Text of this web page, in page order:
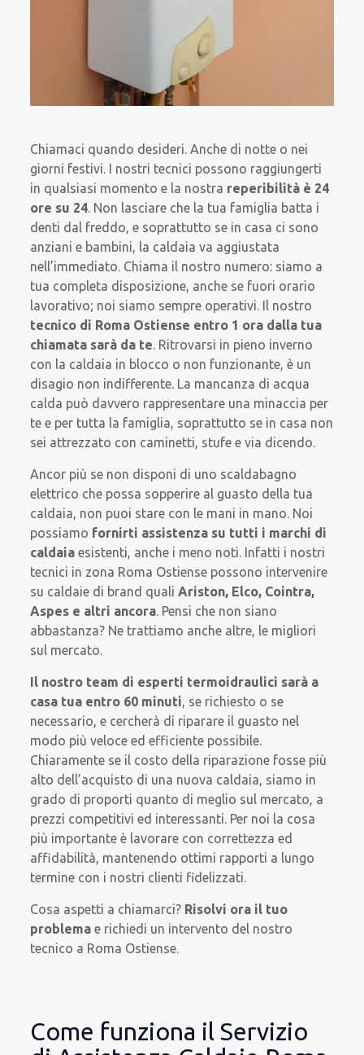
Chiamaci quando desideri. Anche di notte o nei
giorni festivi. I nostri tecnici possono raggiungerti
in qualsiasi momento e la nostra reperibilità è 24
ore su 24. Non lasciare che la tua famiglia batta i
denti dal freddo, e soprattutto se in casa ci sono
anziani e bambini, la caldaia va aggiustata
nell’immediato. Chiama il nostro numero: siamo a
tua completa disposizione, anche se fuori orario
lavorativo; noi siamo sempre operativi. Il nostro
tecnico di Roma Ostiense entro 1 ora dalla tua
chiamata sarà da te. Ritrovarsi in pieno inverno
con la caldaia in blocco o non funzionante, è un
disagio non indifferente. La mancanza di acqua
calda può davvero rappresentare una minaccia per
te e per tutta la famiglia, soprattutto se in casa non
sei attrezzato con caminetti, stufe e via dicendo.
Ancor più se non disponi di uno scaldabagno
elettrico che possa sopperire al guasto della tua
caldaia, non puoi stare con le mani in mano. Noi
possiamo fornirti assistenza su tutti i marchi di
caldaia esistenti, anche i meno noti. Infatti i nostri
tecnici in zona Roma Ostiense possono intervenire
su caldaie di brand qualiAriston, Elco, Cointra,
Aspes e altri ancora. Pensi che non siano
abbastanza? Ne trattiamo anche altre, le migliori
sul mercato.
Il nostro team di esperti termoidraulici sarà a
casa tua entro 60 minuti, se richiesto o se
necessario, e cercherà di riparare il guasto nel
modo più veloce ed efficiente possibile.
Chiaramente se il costo della riparazione fosse più
alto dell’acquisto di una nuova caldaia, siamo in
grado di proporti quanto di meglio sul mercato, a
prezzi competitivi ed interessanti. Per noi la cosa
più importante è lavorare con correttezza ed
affidabilità, mantenendo ottimi rapporti a lungo
termine con i nostri clienti fidelizzati.
Cosa aspetti a chiamarci? Risolvi ora il tuo
problema e richiedi un intervento del nostro
tecnico a Roma Ostiense.
Come funziona il Servizio